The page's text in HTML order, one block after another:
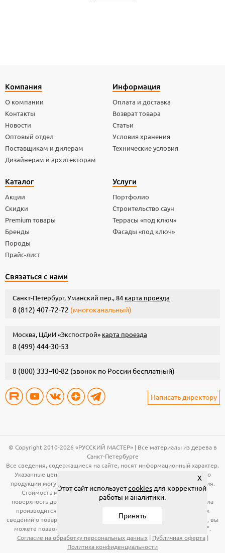
Компания
О компании
Контакты
Новости
Оптовый отдел
Поставщикам и дилерам
Дизайнерам и архитекторам
Информация
Оплата и доставка
Возврат товара
Статьи
Условия хранения
Технические условия
Каталог
Акции
Скидки
Premium товары
Бренды
Породы
Прайс-лист
Услуги
Портфолио
Строительство саун
Террасы «под ключ»
Фасады «под ключ»
Связаться с нами
Санкт-Петербург, Уманский пер., 84 карта проезда
8 (812) 407-72-72 (многоканальный)
Москва, ЦДиИ «Экспострой» карта проезда
8 (499) 444-30-53
8 (800) 333-40-82 (звонок по России бесплатный)
Написать директору
© Copyright 2010-2026 «РУССКИЙ МАСТЕР» | Все материалы из дерева в
Санкт-Петербурге
Все сведения, содержащиеся на сайте, носят информационный характер.
Указанные цены, технические характеристики и иная информация о
продукции могут быть изменены без предварительного уведомления.
Стоимость материала (вагонка, панели и т.д.) указана за общую
поверхность древесины. Расчет необходимого количества материала
производится по рабочей поверхности. Для получения подробных
сведений о товарах, указанных на сайте, в том числе об их стоимости, вы
можете позвонить по телефонам, указанным в разделе "Контакты".
Согласие на обработку персональных данных| Публичная оферта|
Политика конфиденциальности
X
Этот сайт используетcookies для корректной
работы и аналитики.
Принять